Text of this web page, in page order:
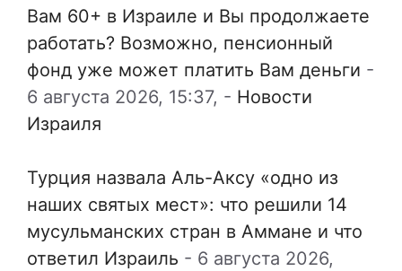
Вам 60+ в Израиле и Вы продолжаете
работать? Возможно, пенсионный
фонд уже может платить Вам деньги -
6 августа 2026, 15:37, - Новости
Израиля
Турция назвала Аль-Аксу «одно из
наших святых мест»: что решили 14
мусульманских стран в Аммане и что
ответил Израиль - 6 августа 2026,